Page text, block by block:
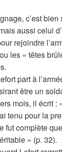
c’est
aussi celui
rejoindre
les « têtes
part à
être un
mois, il écrit :
tenu pour la
fut complète
» (p. 32).